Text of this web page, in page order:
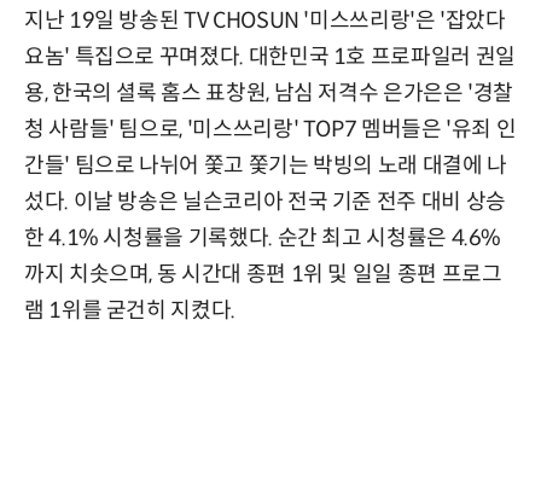
지난 19일 방송된 TV CHOSUN '미스쓰리랑'은 '잡았다
요놈' 특집으로 꾸며졌다. 대한민국 1호 프로파일러 권일
용, 한국의 셜록 홈스 표창원, 남심 저격수 은가은은 '경찰
청 사람들' 팀으로, '미스쓰리랑' TOP7 멤버들은 '유죄 인
간들' 팀으로 나뉘어 쫓고 쫓기는 박빙의 노래 대결에 나
섰다. 이날 방송은 닐슨코리아 전국 기준 전주 대비 상승
한 4.1% 시청률을 기록했다. 순간 최고 시청률은 4.6%
까지 치솟으며, 동 시간대 종편 1위 및 일일 종편 프로그
램 1위를 굳건히 지켰다.